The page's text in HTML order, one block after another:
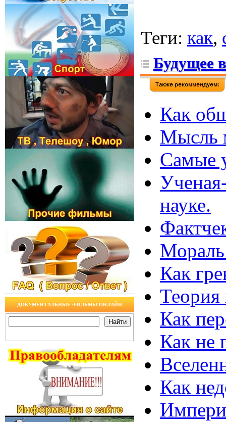
ДОКУМЕНТАЛЬНЫЕ ФИЛЬМЫ ОНЛАЙН
Теги: как,
Будущее
Как
Мысль
Самые
науке.
Мораль
Как
Теория
Как
Как не
Как